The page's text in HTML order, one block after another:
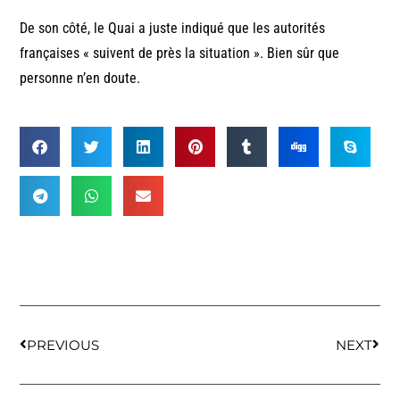
De son côté, le Quai a juste indiqué que les autorités
françaises « suivent de près la situation ». Bien sûr que
personne n’en doute.
PREVIOUS NEXT